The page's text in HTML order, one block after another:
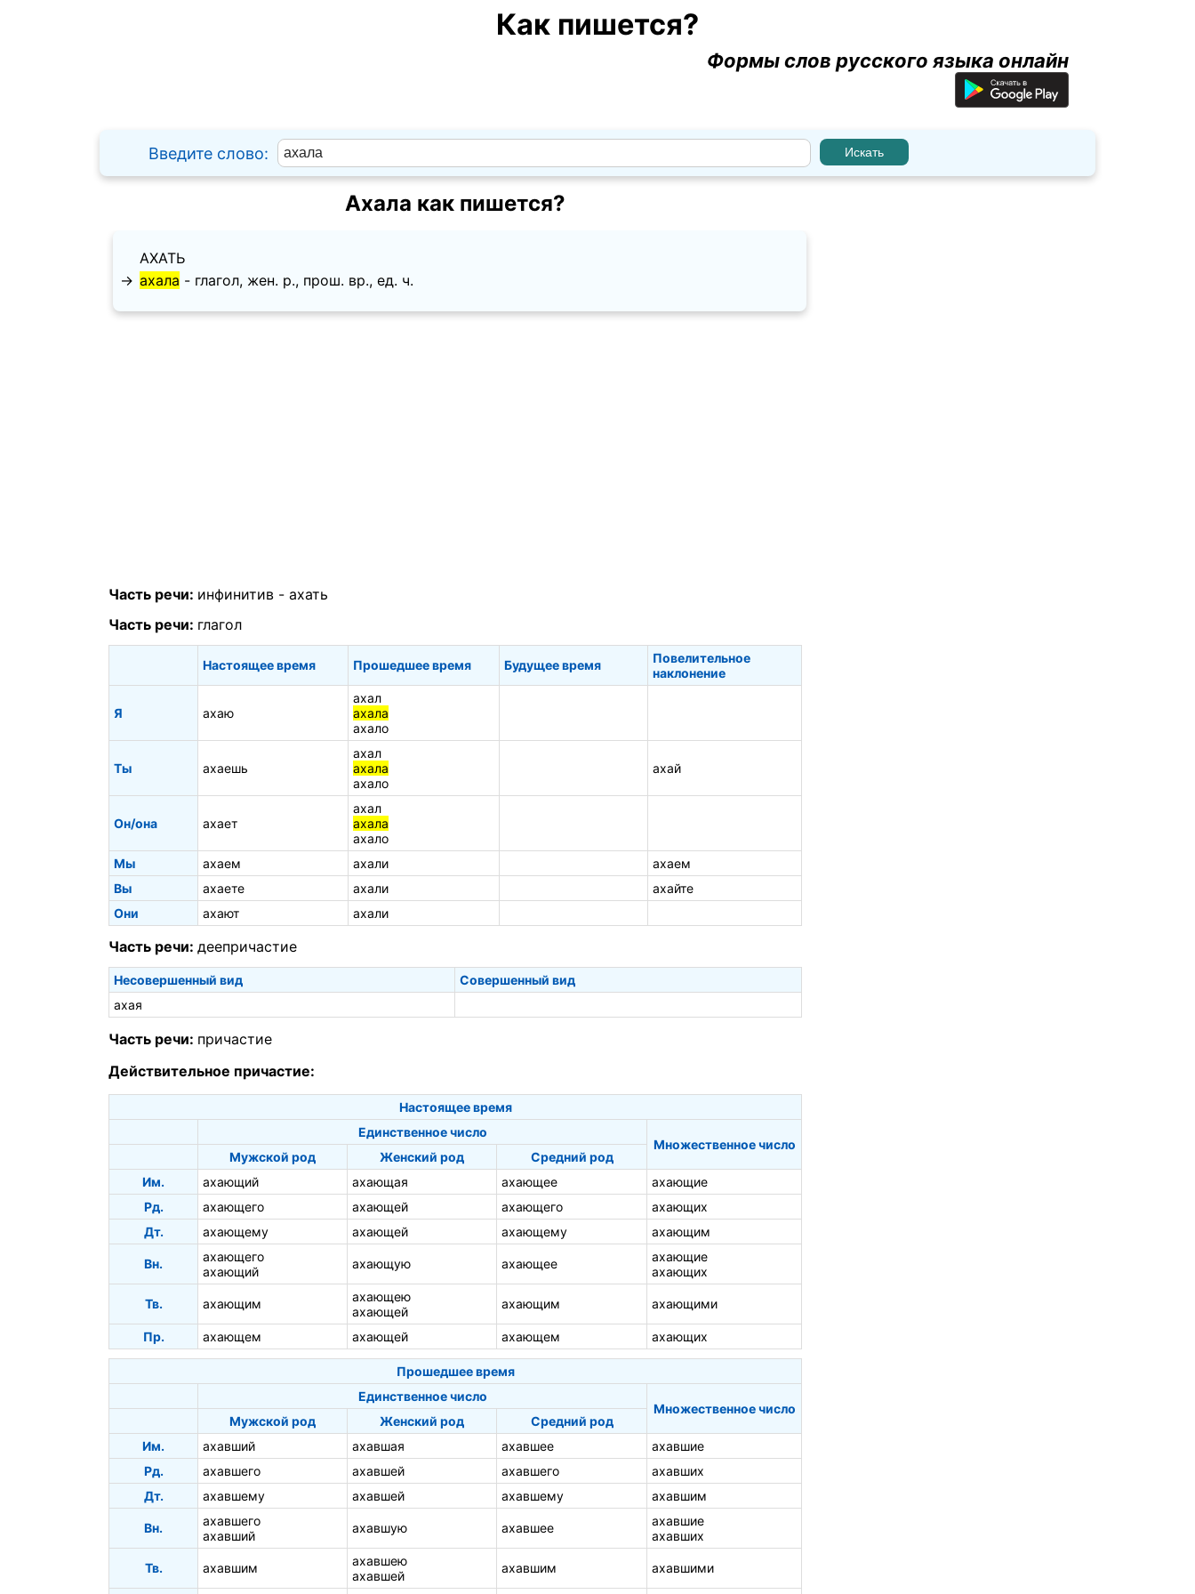
Как пишется?
Формы слов русского языка онлайн
Введите слово:
Ахала как пишется?
АХАТЬ
→ ахала - глагол, жен. p., прош. вр., ед. ч.
Часть речи: инфинитив - ахать
Часть речи: глагол
Настоящее время Прошедшее время Будущее время
Повелительное
наклонение
Я ахаю
ахал
ахала
ахало
Ты ахаешь
ахал
ахала
ахало
ахай
Он/она ахает
ахал
ахала
ахало
Мы
ахаем ахали
ахаем
Вы
ахаете ахали
ахайте
Они
ахают ахали
Часть речи: деепричастие
Несовершенный вид
Совершенный вид
ахая
Часть речи: причастие
Действительное причастие:
Настоящее время
Единственное число
Множественное число
Мужской род
Женский род
Средний род
Им.
ахающий ахающая ахающее
ахающие
Рд.
ахающего ахающей ахающего
ахающих
Дт.
ахающему ахающей ахающему ахающим
Вн.
ахающего
ахающий
ахающую ахающее
ахающие
ахающих
Тв. ахающим
ахающею
ахающей
ахающим ахающими
Пр. ахающем ахающей ахающем ахающих
Прошедшее время
Единственное число
Множественное число
Мужской род
Женский род
Средний род
Им.
ахавший ахавшая ахавшее
ахавшие
Рд.
ахавшего ахавшей ахавшего
ахавших
Дт.
ахавшему ахавшей ахавшему ахавшим
Вн.
ахавшего
ахавший
ахавшую ахавшее
ахавшие
ахавших
Тв. ахавшим
ахавшею
ахавшей
ахавшим ахавшими